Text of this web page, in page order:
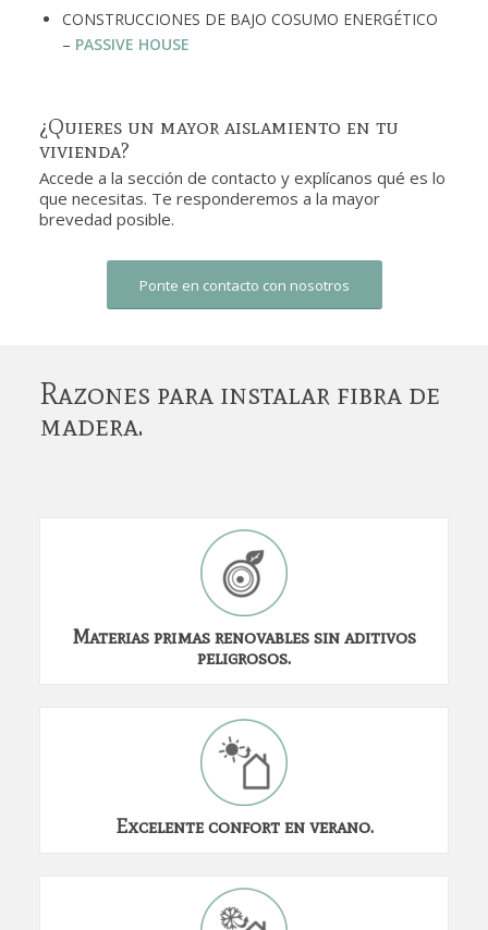
CONSTRUCCIONES DE BAJO COSUMO ENERGÉTICO
– PASSIVE HOUSE
¿Quieres un mayor aislamiento en tu
vivienda?
Accede a la sección de contacto y explícanos qué es lo
que necesitas. Te responderemos a la mayor
brevedad posible.
Ponte en contacto con nosotros
Razones para instalar fibra de
madera.
Materias primas renovables sin aditivos
peligrosos.
Excelente confort en verano.